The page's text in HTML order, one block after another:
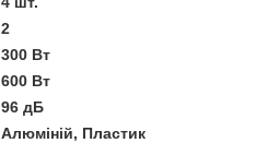
2
300 Вт
600 Вт
96 дБ
Алюміній, Пластик